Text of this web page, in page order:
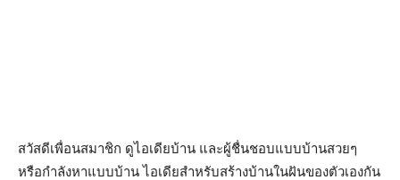
สวัสดีเพื่อนสมาชิก ดูไอเดียบ้าน และผู้ชื่นชอบแบบบ้านสวยๆ
หรือกำลังหาแบบบ้าน ไอเดียสำหรับสร้างบ้านในฝันของตัวเองกัน